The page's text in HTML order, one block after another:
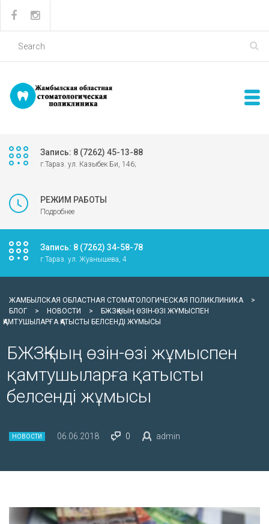
Запись: 8 (7262) 45-13-88
г.Тараз. ул. Казыбек Би, 146;
РЕЖИМ РАБОТЫ
Подробнее
Запись: 8 (7262) 34-58-78
г.Тараз. ул. Жуанышева, 4
ЖАМБЫЛСКАЯ ОБЛАСТНАЯ СТОМАТОЛОГИЧЕСКАЯ ПОЛИКЛИНИКА
>
БЛОГ
> НОВОСТИ >
БЖЗҚ-НЫҢ ӨЗІН-ӨЗІ ЖҰМЫСПЕН
ҚАМТУШЫЛАРҒА ҚАТЫСТЫ БЕЛСЕНДІ ЖҰМЫСЫ
БЖЗҚ-ның өзін-өзі жұмыспен
қамтушыларға қатысты
белсенді жұмысы
НОВОСТИ 06.06.2018 0 admin